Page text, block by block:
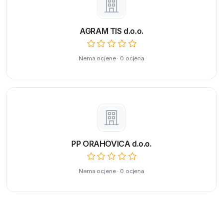
AGRAM TIS d.o.o.
Nema ocjene · 0 ocjena
PP ORAHOVICA d.o.o.
Nema ocjene · 0 ocjena